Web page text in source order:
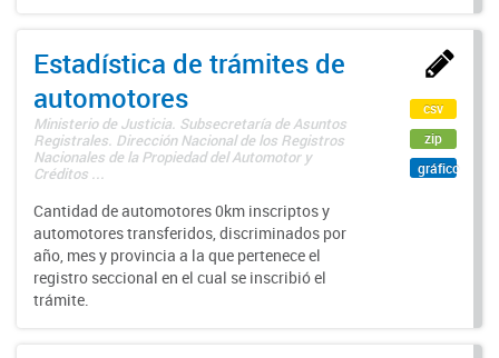
Estadística de trámites de
automotores
Ministerio de Justicia. Subsecretaría de Asuntos
Registrales. Dirección Nacional de los Registros
Nacionales de la Propiedad del Automotor y
Créditos ...
Cantidad de automotores 0km inscriptos y
automotores transferidos, discriminados por
año, mes y provincia a la que pertenece el
registro seccional en el cual se inscribió el
trámite.
csv
zip
gráfico